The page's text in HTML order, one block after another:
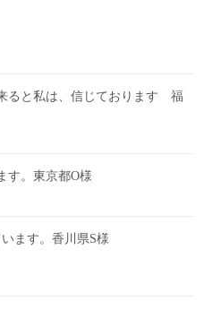
ると私は、信じております 福
す。東京都O様
ます。香川県S様